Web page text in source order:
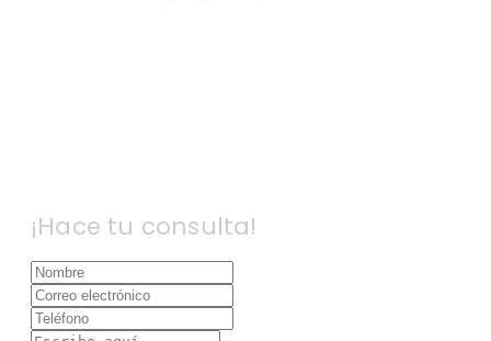
¡Hace tu consulta!